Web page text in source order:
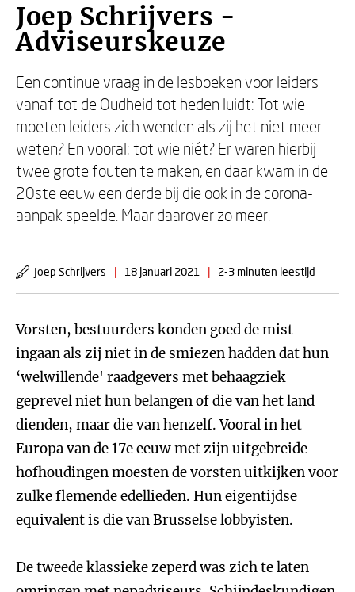
Joep Schrijvers -
Adviseurskeuze
Een continue vraag in de lesboeken voor leiders
vanaf tot de Oudheid tot heden luidt: Tot wie
moeten leiders zich wenden als zij het niet meer
weten? En vooral: tot wie niét? Er waren hierbij
twee grote fouten te maken, en daar kwam in de
20ste eeuw een derde bij die ook in de corona-
aanpak speelde. Maar daarover zo meer.
Joep Schrijvers | 18 januari 2021 | 2-3 minuten leestijd
Vorsten, bestuurders konden goed de mist
ingaan als zij niet in de smiezen hadden dat hun
‘welwillende' raadgevers met behaagziek
geprevel niet hun belangen of die van het land
dienden, maar die van henzelf. Vooral in het
Europa van de 17e eeuw met zijn uitgebreide
hofhoudingen moesten de vorsten uitkijken voor
zulke flemende edellieden. Hun eigentijdse
equivalent is die van Brusselse lobbyisten.
De tweede klassieke zeperd was zich te laten